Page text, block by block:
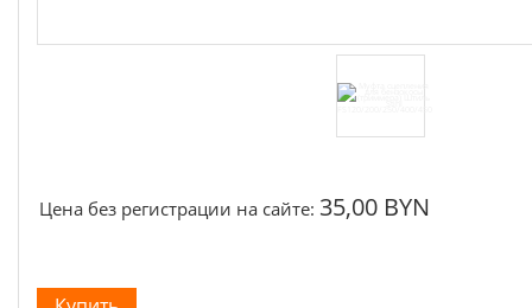
Цена без регистрации на сайте: 35,00 BYN